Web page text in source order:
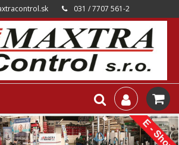
031 / 7707 561-2